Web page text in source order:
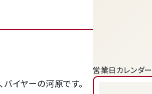
営業日カレンダー
ン
ー
バイヤーの河原です。